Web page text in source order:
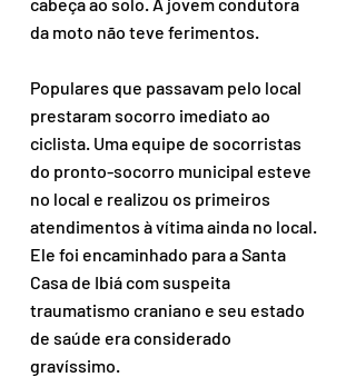
da moto não teve ferimentos.
Populares que passavam pelo local
prestaram socorro imediato ao
ciclista. Uma equipe de socorristas
do pronto-socorro municipal esteve
no local e realizou os primeiros
atendimentos à vítima ainda no local.
Ele foi encaminhado para a Santa
Casa de Ibiá com suspeita
traumatismo craniano e seu estado
de saúde era considerado
gravíssimo.